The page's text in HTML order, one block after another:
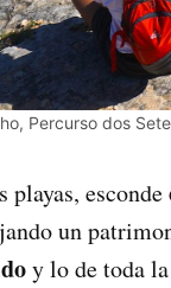
Percurso dos
playas, esconde
un
y lo de toda